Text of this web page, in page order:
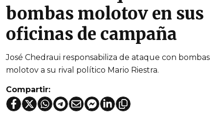
bombas molotov en sus
oficinas de campaña
José Chedraui responsabiliza de ataque con bombas
molotov a su rival político Mario Riestra.
Compartir: